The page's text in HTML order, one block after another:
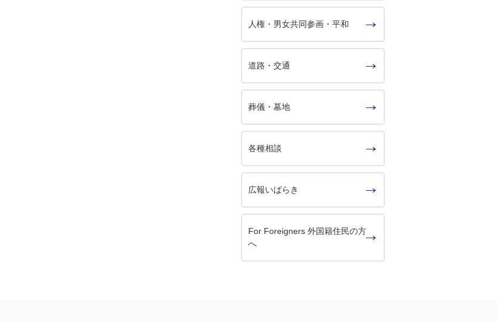
人権・男女共同参画・平和
道路・交通
葬儀・墓地
各種相談
広報いばらき
For Foreigners 外国籍住民の方
へ